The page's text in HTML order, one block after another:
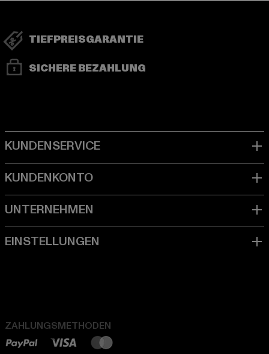
TIEFPREISGARANTIE
SICHERE BEZAHLUNG
ZAHLUNGSMETHODEN